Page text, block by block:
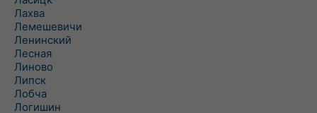
Лахва
Лемешевичи
Ленинский
Лесная
Линово
Липск
Лобча
Логишин